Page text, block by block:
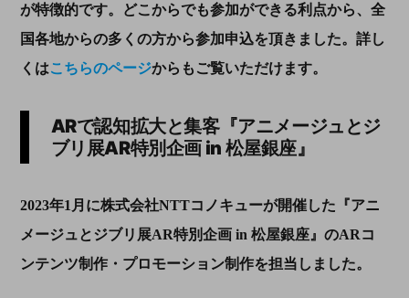
が特徴的です。どこからでも参加ができる利点から、全
国各地からの多くの方から参加申込を頂きました。詳し
くはこちらのページからもご覧いただけます。
ARで認知拡大と集客『アニメージュとジ
ブリ展AR特別企画 in 松屋銀座』
2023年1 月に株式会社NTTコノキューが開催した『アニ
メージュとジブリ展AR特別企画in 松屋銀座』のARコ
ンテンツ制作・プロモーション制作を担当しました。